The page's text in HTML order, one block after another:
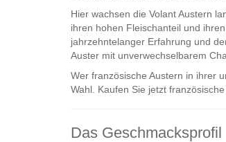
Hier wachsen die Volant Austern
ihren hohen Fleischanteil und
jahrzehntelanger Erfahrung und
Auster mit unverwechselbarem
Wer französische Austern in ihrer
Wahl. Kaufen Sie jetzt
Das Geschmacksprofil